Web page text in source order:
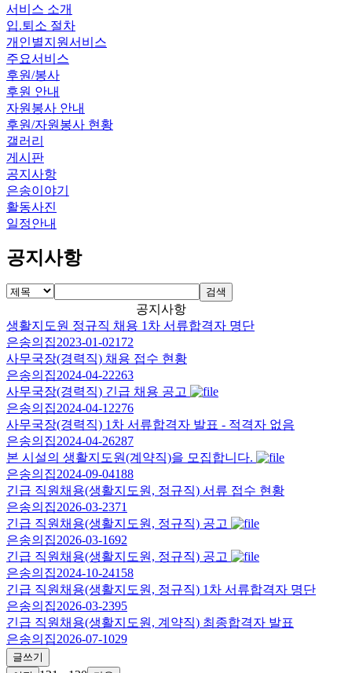
서비스 소개
입.퇴소 절차
개인별지원서비스
주요서비스
후원/봉사
후원 안내
자원봉사 안내
후원/자원봉사 현황
갤러리
게시판
공지사항
은송이야기
활동사진
일정안내
공지사항
검색
공지사항
생활지도원 정규직 채용 1차 서류합격자 명단
은송의집2023-01-02172
사무국장(경력직) 채용 접수 현황
은송의집2024-04-22263
사무국장(경력직) 긴급 채용 공고
은송의집2024-04-12276
사무국장(경력직) 1차 서류합격자 발표 - 적격자 없음
은송의집2024-04-26287
본 시설의 생활지도원(계약직)을 모집합니다.
은송의집2024-09-04188
긴급 직원채용(생활지도원, 정규직) 서류 접수 현황
은송의집2026-03-2371
긴급 직원채용(생활지도원, 정규직) 공고
은송의집2026-03-1692
긴급 직원채용(생활지도원, 정규직) 공고
은송의집2024-10-24158
긴급 직원채용(생활지도원, 정규직) 1차 서류합격자 명단
은송의집2026-03-2395
긴급 직원채용(생활지도원, 계약직) 최종합격자 발표
은송의집2026-07-1029
글쓰기